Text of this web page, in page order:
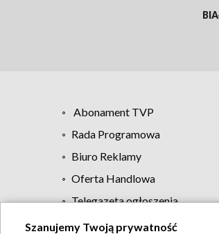
Abonament TVP
Rada Programowa
Biuro Reklamy
Oferta Handlowa
Telegazeta ogłoszenia
Szanujemy Twoją prywatność